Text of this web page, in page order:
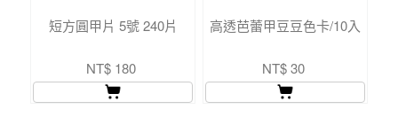
短方圓甲片 5號 240片
NT$ 180
高透芭蕾甲豆豆色卡/10入
NT$ 30